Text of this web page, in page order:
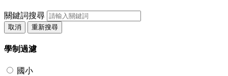
關鍵詞搜尋
取消 重新搜尋
學制過濾
國小